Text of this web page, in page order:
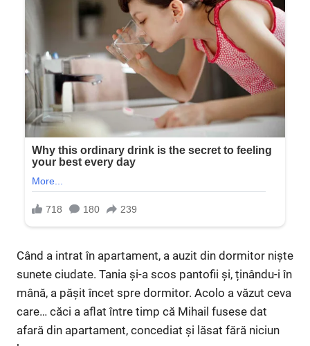
Când a intrat în apartament, a auzit din dormitor niște
sunete ciudate. Tania și-a scos pantofii și, ținându-i în
mână, a pășit încet spre dormitor. Acolo a văzut ceva
care… căci a aflat între timp că Mihail fusese dat
afară din apartament, concediat și lăsat fără niciun